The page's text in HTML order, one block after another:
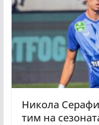
Никола
тим на